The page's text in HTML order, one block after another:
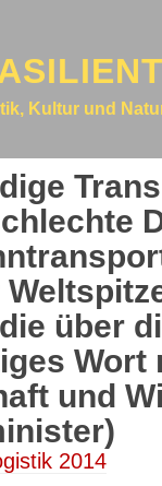
Kultur und
über
und
2014